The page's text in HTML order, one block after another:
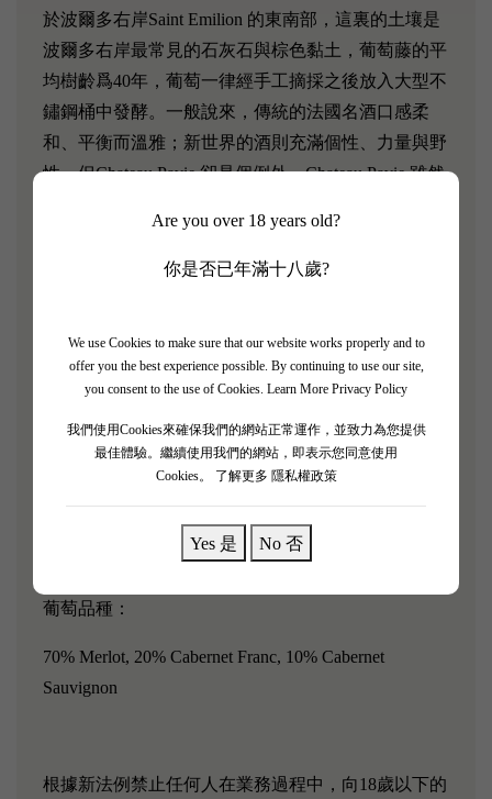
Are you over 18 years old?
你是否已年滿十八歲?
We use Cookies to make sure that our website works properly and to
offer you the best experience possible. By continuing to use our site,
you consent to the use of Cookies. Learn More Privacy Policy
我們使用Cookies來確保我們的網站正常運作，並致力為您提供
最佳體驗。繼續使用我們的網站，即表示您同意使用
Cookies。
了解更多 隱私權政策
Yes 是 No 否
於波爾多右岸Saint Emilion 的東南部，這裏的土壤是
波爾多右岸最常見的石灰石與棕色黏土，葡萄藤的平
均樹齡爲40年，葡萄一律經手工摘採之後放入大型不
鏽鋼桶中發酵。一般說來，傳統的法國名酒口感柔
和、平衡而溫雅；新世界的酒則充滿個性、力量與野
性，但Chateau Pavie 卻是個例外。Chateau Pavie 雖然
同時又充滿著新世界紅酒的力量與個性。
「這是Gerard Perse 的另一項傑出成果，一切都以非
的黑/紫色紅酒。她將需要相當大的耐心，就像 2000
年和 2005年的同一酒款一樣。她展示了巨大的黑加
石。非常強烈且帶有大量的礦物質和力量，儘管酒液
具有明顯的粘性，但年份特徵似乎賦予了她新鮮和活
自 Gerard Perse 的40年壽命的紅酒。 可於2020-2060
年間飲用。」－ Robert Parker
葡萄品種：
70% Merlot, 20% Cabernet Franc, 10% Cabernet
Sauvignon
根據新法例禁止任何人在業務過程中，向18歲以下的